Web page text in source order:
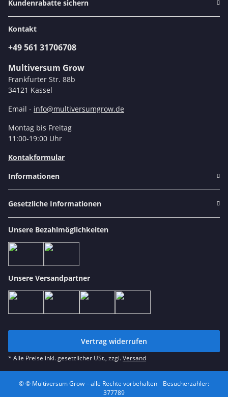
Kundenrabatte sichern
Kontakt
+49 561 31706708
Multiversum Grow
Frankfurter Str. 88b
34121 Kassel
Email - info@multiversumgrow.de
Montag bis Freitag
11:00-19:00 Uhr
Kontakformular
Informationen
Gesetzliche Informationen
Unsere Bezahlmöglichkeiten
Unsere Versandpartner
Vertrag widerrufen
* Alle Preise inkl. gesetzlicher USt., zzgl.Versand
© © Multiversum Grow – alle Rechte vorbehalten
Besucherzähler:
377789